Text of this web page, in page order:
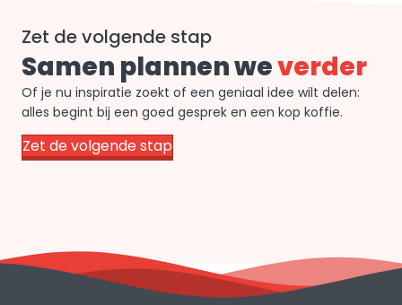
Zet de volgende stap
Samen plannen weverder
Of je nu inspiratie zoekt of een geniaal idee wilt delen:
alles begint bij een goed gesprek en een kop koffie.
Zet de volgende stap